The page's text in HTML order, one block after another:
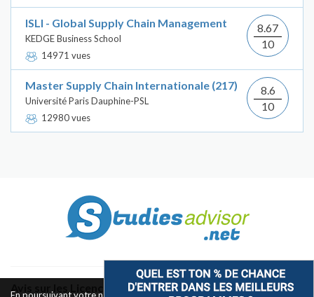
ISLI - Global Supply Chain Management
KEDGE Business School
14971 vues
8.67
10
Master Supply Chain Internationale (217)
Université Paris Dauphine-PSL
12980 vues
8.6
10
Avis sur les Licences & Bachelors